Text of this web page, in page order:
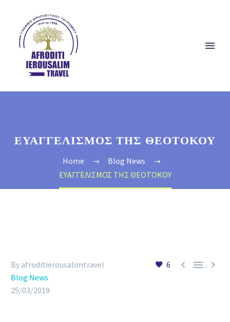
ΕΥΑΓΓΕΛΙΣΜΟΣ ΤΗΣ ΘΕΟΤΟΚΟΥ
Home
Blog News
ΕΥΑΓΓΕΛΙΣΜΟΣ ΤΗΣ ΘΕΟΤΟΚΟΥ
6   
By afroditierousalimtravel
Blog News
25/03/2019